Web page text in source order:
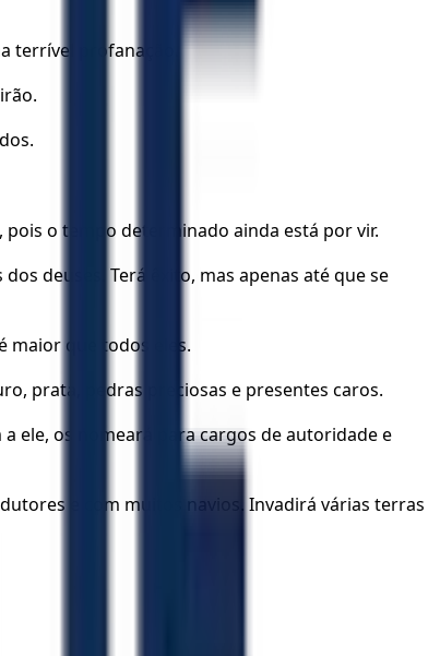
terrível profanação.
o tempo determinado ainda está por vir.
deuses. Terá êxito, mas apenas até que se
maior que todos eles.
prata, pedras preciosas e presentes caros.
ele, os nomeará para cargos de autoridade e
e com muitos navios. Invadirá várias terras